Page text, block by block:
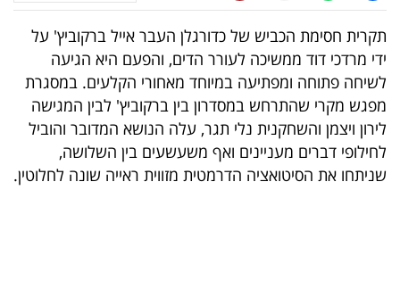
טלוויזיה
עסקי
ספורט
קריירה
ולימודים
תקרית חסימת הכביש של כדורגלן העבר אייל ברקוביץ' על
ידי מרדכי דוד ממשיכה לעורר הדים, והפעם היא הגיעה
לשיחה פתוחה ומפתיעה במיוחד מאחורי הקלעים. במסגרת
מפגש מקרי שהתרחש במסדרון בין ברקוביץ' לבין המגישה
לירון ויצמן והשחקנית נלי תגר, עלה הנושא המדובר והוביל
לחילופי דברים מעניינים ואף משעשעים בין השלושה,
שניתחו את הסיטואציה הדרמטית מזווית ראייה שונה לחלוטין.